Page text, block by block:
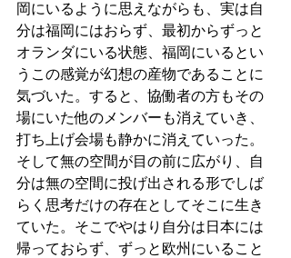
岡にいるように思えながらも、実は自
分は福岡にはおらず、最初からずっと
オランダにいる状態、福岡にいるとい
うこの感覚が幻想の産物であることに
気づいた。すると、協働者の方もその
場にいた他のメンバーも消えていき、
打ち上げ会場も静かに消えていった。
そして無の空間が目の前に広がり、自
分は無の空間に投げ出される形でしば
らく思考だけの存在としてそこに生き
ていた。そこでやはり自分は日本には
帰っておらず、ずっと欧州にいること